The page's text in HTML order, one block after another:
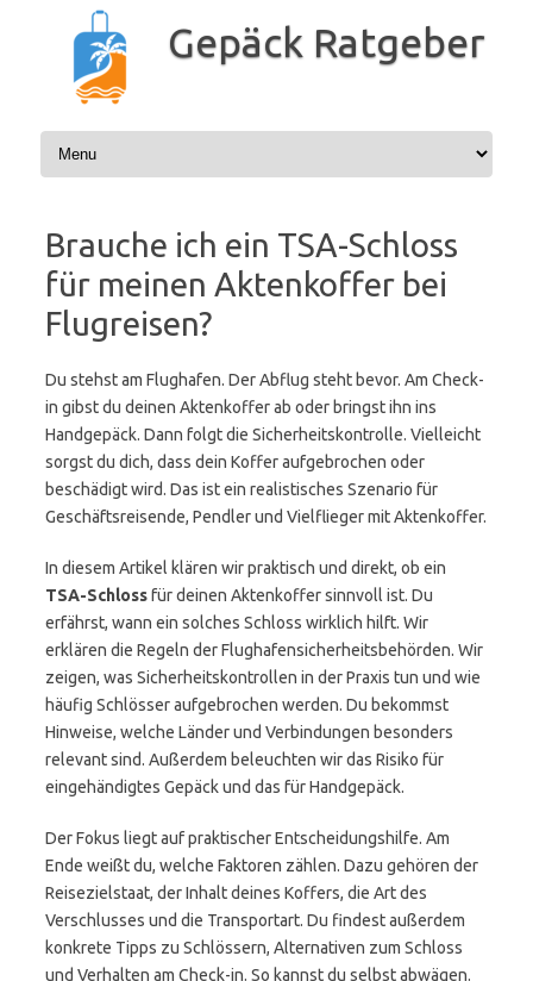
springen
Gepäck Ratgeber
Brauche ich ein TSA-Schloss
für meinen Aktenkoffer bei
Flugreisen?
Du stehst am Flughafen. Der Abflug steht bevor. Am Check-
in gibst du deinen Aktenkoffer ab oder bringst ihn ins
Handgepäck. Dann folgt die Sicherheitskontrolle. Vielleicht
sorgst du dich, dass dein Koffer aufgebrochen oder
beschädigt wird. Das ist ein realistisches Szenario für
Geschäftsreisende, Pendler und Vielflieger mit Aktenkoffer.
In diesem Artikel klären wir praktisch und direkt, ob ein
TSA-Schlossfür deinen Aktenkoffer sinnvoll ist. Du
erfährst, wann ein solches Schloss wirklich hilft. Wir
erklären die Regeln der Flughafensicherheitsbehörden. Wir
zeigen, was Sicherheitskontrollen in der Praxis tun und wie
häufig Schlösser aufgebrochen werden. Du bekommst
Hinweise, welche Länder und Verbindungen besonders
relevant sind. Außerdem beleuchten wir das Risiko für
eingehändigtes Gepäck und das für Handgepäck.
Der Fokus liegt auf praktischer Entscheidungshilfe. Am
Ende weißt du, welche Faktoren zählen. Dazu gehören der
Reisezielstaat, der Inhalt deines Koffers, die Art des
Verschlusses und die Transportart. Du findest außerdem
konkrete Tipps zu Schlössern, Alternativen zum Schloss
und Verhalten am Check-in. So kannst du selbst abwägen.